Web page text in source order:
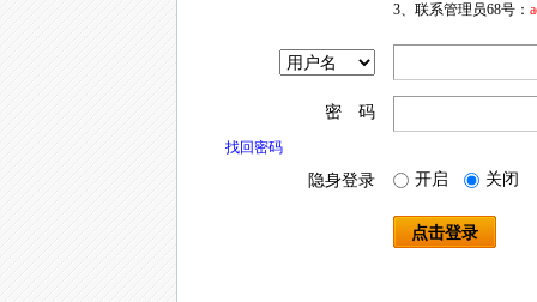
3、联系管理员68号：
密 码
找回密码
隐身登录 开启 关闭
点击登录